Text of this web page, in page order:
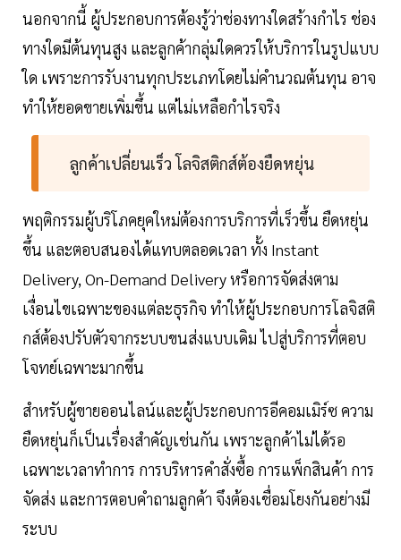
นอกจากนี้ ผู้ประกอบการต้องรู้ว่าช่องทางใดสร้างกำไร ช่อง
ทางใดมีต้นทุนสูง และลูกค้ากลุ่มใดควรให้บริการในรูปแบบ
ใด เพราะการรับงานทุกประเภทโดยไม่คำนวณต้นทุน อาจ
ทำให้ยอดขายเพิ่มขึ้น แต่ไม่เหลือกำไรจริง
ลูกค้าเปลี่ยนเร็ว โลจิสติกส์ต้องยืดหยุ่น
พฤติกรรมผู้บริโภคยุคใหม่ต้องการบริการที่เร็วขึ้น ยืดหยุ่น
ขึ้น และตอบสนองได้แทบตลอดเวลา ทั้ง Instant
Delivery, On-Demand Delivery หรือการจัดส่งตาม
เงื่อนไขเฉพาะของแต่ละธุรกิจ ทำให้ผู้ประกอบการโลจิสติ
กส์ต้องปรับตัวจากระบบขนส่งแบบเดิม ไปสู่บริการที่ตอบ
โจทย์เฉพาะมากขึ้น
สำหรับผู้ขายออนไลน์และผู้ประกอบการอีคอมเมิร์ซ ความ
ยืดหยุ่นก็เป็นเรื่องสำคัญเช่นกัน เพราะลูกค้าไม่ได้รอ
เฉพาะเวลาทำการ การบริหารคำสั่งซื้อ การแพ็กสินค้า การ
จัดส่ง และการตอบคำถามลูกค้า จึงต้องเชื่อมโยงกันอย่างมี
ระบบ